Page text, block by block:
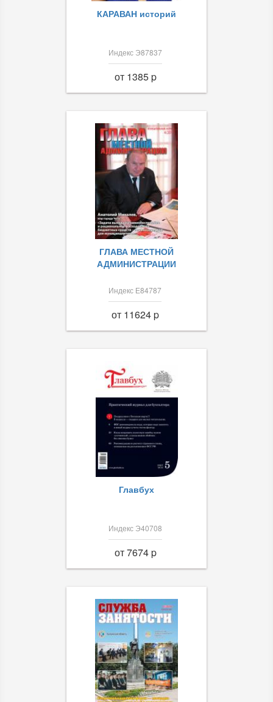
КАРАВАН историй
Индекс Э87837
от 1385 p
ГЛАВА МЕСТНОЙ
АДМИНИСТРАЦИИ
Индекс Е84787
от 11624 p
Главбух
Индекс Э40708
от 7674 p